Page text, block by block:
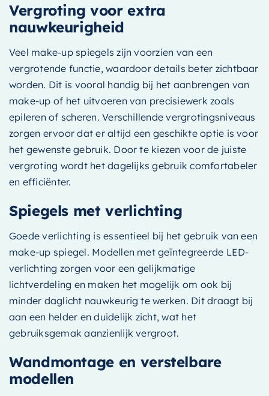
Vergroting voor extra
nauwkeurigheid
Veel make-up spiegels zijn voorzien van een
vergrotende functie, waardoor details beter zichtbaar
worden. Dit is vooral handig bij het aanbrengen van
make-up of het uitvoeren van precisiewerk zoals
epileren of scheren. Verschillende vergrotingsniveaus
zorgen ervoor dat er altijd een geschikte optie is voor
het gewenste gebruik. Door te kiezen voor de juiste
vergroting wordt het dagelijks gebruik comfortabeler
en efficiënter.
Spiegels met verlichting
Goede verlichting is essentieel bij het gebruik van een
make-up spiegel. Modellen met geïntegreerde LED-
verlichting zorgen voor een gelijkmatige
lichtverdeling en maken het mogelijk om ook bij
minder daglicht nauwkeurig te werken. Dit draagt bij
aan een helder en duidelijk zicht, wat het
gebruiksgemak aanzienlijk vergroot.
Wandmontage en verstelbare
modellen